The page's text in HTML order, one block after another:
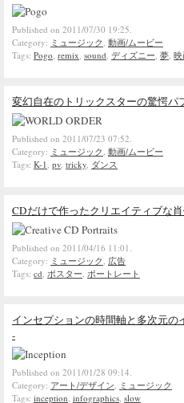
Published on 2011/07/30 19:25.
Category: ミュージック, 動画/ムービー
Tags: Pogo, remix, sound, ディズニー, 夢,
変幻自在のトリックスターの驚愕パ
Published on 2011/07/23 07:52.
Category: ミュージック, 動画/ムービー
Tags: K-1, pv, tricky, ダンス
CDだけで作ったクリエイティブな
Published on 2011/04/16 11:01.
Category: ミュージック, 広告
Tags: cd, ポスター, ポートレート
インセプションの時間軸と多次元の
-
Published on 2011/01/28 09:14.
Category: アート/デザイン, ミュージック
Tags: inception, infographics, slow